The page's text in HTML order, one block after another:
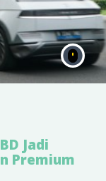
Jadi
Premium